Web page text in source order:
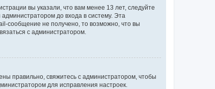
вы указали, что вам менее 13 лет, следуйте
до входа в систему. Эта
сообщение не получено, то возможно, что вы
с администратором.
правильно, свяжитесь с администратором, чтобы
для исправления настроек.